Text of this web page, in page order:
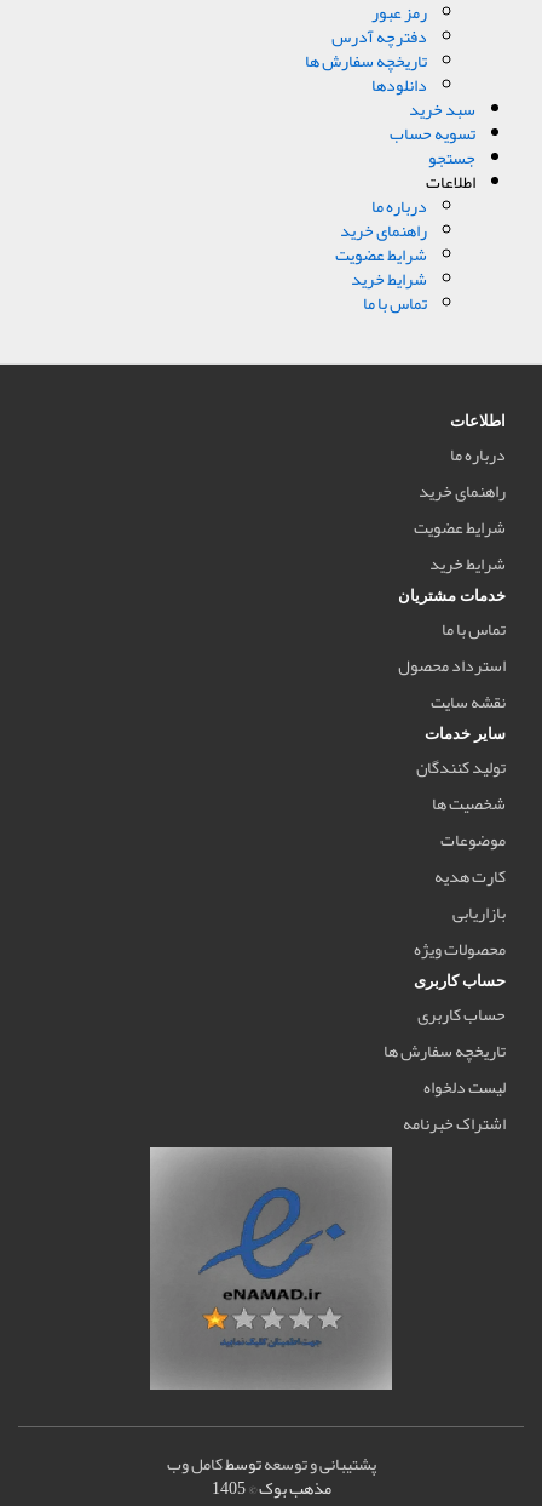
رمز عبور
دفترچه آدرس
تاریخچه سفارش ها
دانلودها
سبد خرید
تسویه حساب
جستجو
اطلاعات
درباره ما
راهنمای خرید
شرایط عضویت
شرایط خرید
تماس با ما
اطلاعات
درباره ما
راهنمای خرید
شرایط عضویت
شرایط خرید
خدمات مشتریان
تماس با ما
استرداد محصول
نقشه سایت
سایر خدمات
تولید کنندگان
شخصیت ها
موضوعات
کارت هدیه
بازاریابی
محصولات ویژه
حساب کاربری
حساب کاربری
تاریخچه سفارش ها
لیست دلخواه
اشتراک خبرنامه
پشتیبانی و توسعهتوسطکامل وب
مذهب بوک © 1405